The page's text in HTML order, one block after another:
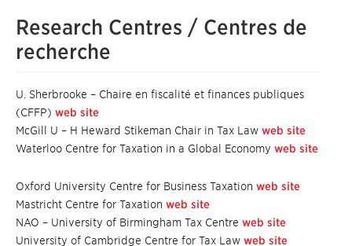
Research Centres / Centres de
recherche
U. Sherbrooke – Chaire en fiscalité et finances publiques
(CFFP) web site
McGill U – H Heward Stikeman Chair in Tax Law web site
Waterloo Centre for Taxation in a Global Economy web site
Oxford University Centre for Business Taxation web site
Mastricht Centre for Taxation web site
NAO – University of Birmingham Tax Centre web site
University of Cambridge Centre for Tax Law web site